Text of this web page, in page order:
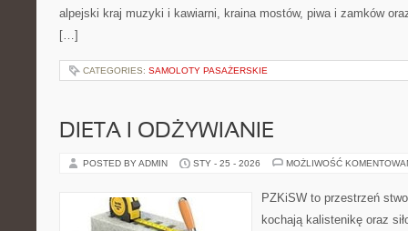
alpejski kraj muzyki i kawiarni, kraina mostów, piwa i zamków
[…]
CATEGORIES: SAMOLOTY PASAŻERSKIE
DIETA I ODŻYWIANIE
POSTED BY ADMIN STY - 25 - 2026 MOŻLIWOŚĆ
PZKiSW to przestrzeń
kochają kalistenikę oraz